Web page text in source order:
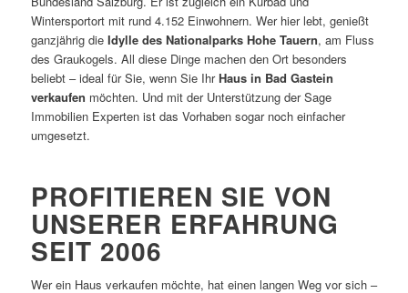
Wintersportort mit rund 4.152 Einwohnern. Wer hier lebt, genießt
ganzjährig die Idylle des Nationalparks Hohe Tauern, am Fluss
des Graukogels. All diese Dinge machen den Ort besonders
beliebt – ideal für Sie, wenn Sie IhrHaus in Bad Gastein
verkaufen möchten. Und mit der Unterstützung der Sage
Immobilien Experten ist das Vorhaben sogar noch einfacher
umgesetzt.
PROFITIEREN SIE VON
UNSERER ERFAHRUNG
SEIT 2006
Wer ein Haus verkaufen möchte, hat einen langen Weg vor sich –